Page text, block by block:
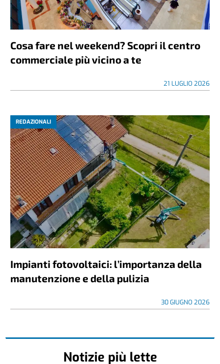
Cosa fare nel weekend? Scopri il centro
commerciale più vicino a te
21 LUGLIO 2026
REDAZIONALI
Impianti fotovoltaici: l’importanza della
manutenzione e della pulizia
30 GIUGNO 2026
Notizie più lette